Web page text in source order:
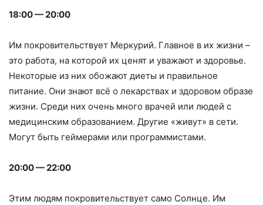
18:00 — 20:00
Им покровительствует Меркурий. Главное в их жизни –
это работа, на которой их ценят и уважают и здоровье.
Некоторые из них обожают диеты и правильное
питание. Они знают всё о лекарствах и здоровом образе
жизни. Среди них очень много врачей или людей с
медицинским образованием. Другие «живут» в сети.
Могут быть геймерами или программистами.
20:00 — 22:00
Этим людям покровительствует само Солнце. Им